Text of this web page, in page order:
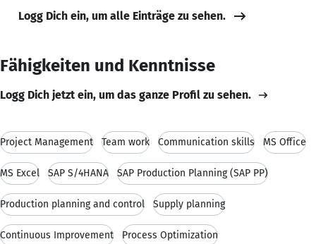
Logg Dich ein, um alle Einträge zu sehen.
Fähigkeiten und Kenntnisse
Logg Dich jetzt ein, um das ganze Profil zu sehen.
Project Management Team work Communication skills MS Office
MS Excel SAP S/4HANA SAP Production Planning (SAP PP)
Production planning and control Supply planning
Continuous Improvement Process Optimization